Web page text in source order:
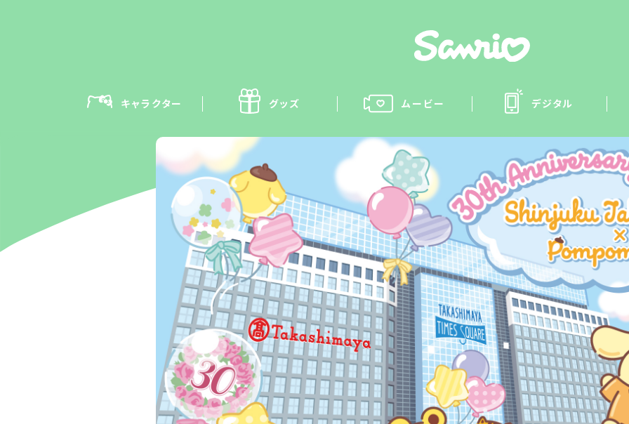
キャラクター グッズ ムービー デジタル